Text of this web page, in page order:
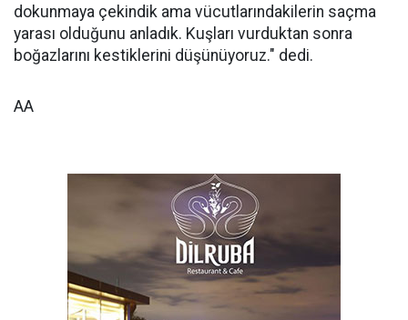
dokunmaya çekindik ama vücutlarındakilerin saçma
yarası olduğunu anladık. Kuşları vurduktan sonra
boğazlarını kestiklerini düşünüyoruz." dedi.
AA